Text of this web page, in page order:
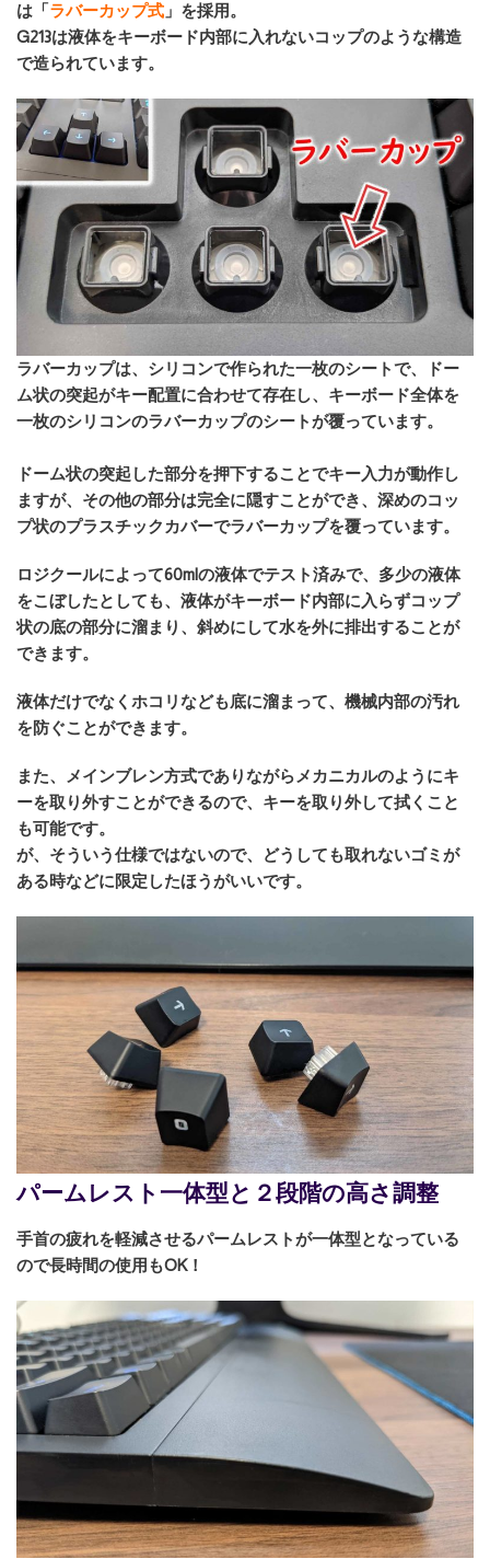
は「ラバーカップ式 」を採用。
G213は液体をキーボード内部に入れないコップのような構造
で造られています。
ラバーカップは、シリコンで作られた一枚のシートで、ドー
ム状の突起がキー配置に合わせて存在し、キーボード全体を
一枚のシリコンのラバーカップのシートが覆っています。
ドーム状の突起した部分を押下することでキー入力が動作し
ますが、その他の部分は完全に隠すことができ、深めのコッ
プ状のプラスチックカバーでラバーカップを覆っています。
ロジクールによって60mlの液体でテスト済みで、多少の液体
をこぼしたとしても、液体がキーボード内部に入らずコップ
状の底の部分に溜まり、斜めにして水を外に排出することが
できます。
液体だけでなくホコリなども底に溜まって、機械内部の汚れ
を防ぐことができます。
また、メインブレン方式でありながらメカニカルのようにキ
ーを取り外すことができるので、キーを取り外して拭くこと
も可能です。
が、そういう仕様ではないので、どうしても取れないゴミが
ある時などに限定したほうがいいです。
パームレスト一体型と２段階の高さ調整
手首の疲れを軽減させるパームレストが一体型となっている
ので長時間の使用もOK！